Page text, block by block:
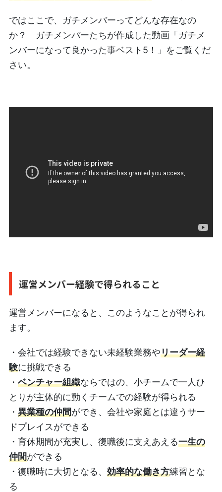
ではここで、ガチメンバーってどんな存在なの
か？ ガチメンバーたちが作成した動画「ガチメ
ンバーになって良かった事ベスト5！」をご覧くだ
さい。
運営メンバー経験で得られること
運営メンバーになると、このようなことが得られ
ます。
・会社では経験できない未経験業務やリーダー経
験に挑戦できる
・ ベンチャー組織ならではの、小チームで一人ひ
とりが主体的に動くチームでの経験が得られる
・ 異業種の仲間ができ、会社や家庭とは違うサー
ドプレイスができる
・育休期間が充実し、復職後に支えあえる一生の
仲間ができる
・復職時に大切となる、 効率的な働き方練習とな
る